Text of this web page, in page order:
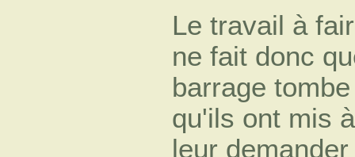
Le travail à
ne fait donc
barrage
qu'ils ont mis
leur